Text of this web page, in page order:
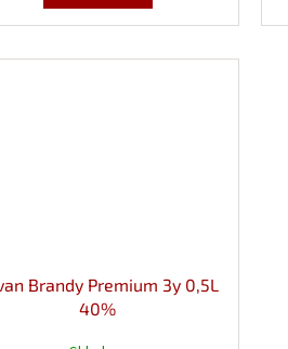
Brandy Premium 3y 0,5L
40%